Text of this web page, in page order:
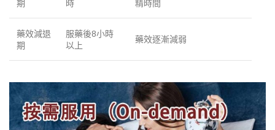
期
時
精時間
藥效減退
期
服藥後8小時
以上
藥效逐漸減弱